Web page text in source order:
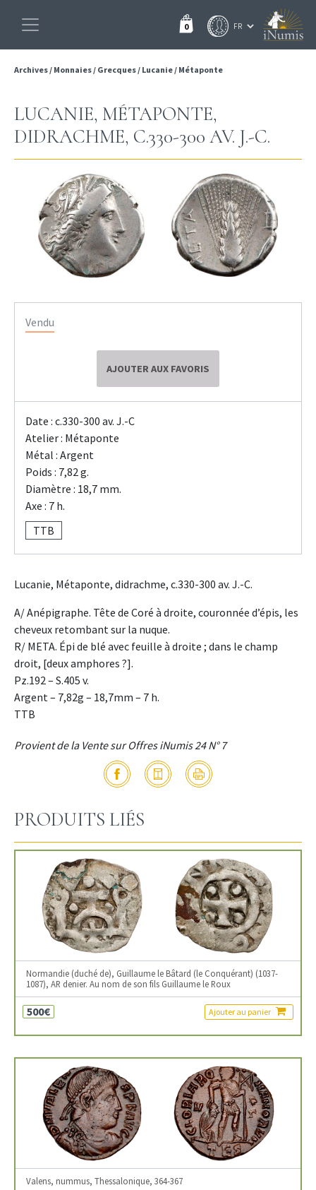
0
Archives/ Monnaies/ Grecques/ Lucanie/ Métaponte
LUCANIE, MÉTAPONTE,
DIDRACHME, C.330-300 AV. J.-C.
Vendu
AJOUTER AUX FAVORIS
Date : c.330-300 av. J.-C
Atelier : Métaponte
Métal : Argent
Poids : 7,82 g.
Diamètre : 18,7 mm.
Axe : 7 h.
TTB
Lucanie, Métaponte, didrachme, c.330-300 av. J.-C.
A/ Anépigraphe. Tête de Coré à droite, couronnée d’épis, les
cheveux retombant sur la nuque.
R/ META. Épi de blé avec feuille à droite ; dans le champ
droit, [deux amphores ?].
Pz.192 – S.405 v.
Argent – 7,82g – 18,7mm – 7 h.
TTB
Provient de la Vente sur Offres iNumis 24 N° 7
PRODUITS LIÉS
Normandie (duché de), Guillaume le Bâtard (le Conquérant) (1037-
1087), AR denier. Au nom de son fils Guillaume le Roux
500€ Ajouter au panier
Valens, nummus, Thessalonique, 364-367